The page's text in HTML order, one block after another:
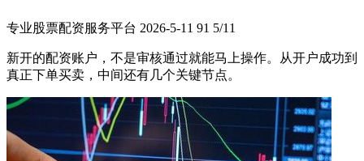
专业股票配资服务平台 2026-5-11 91 5/11
新开的配资账户，不是审核通过就能马上操作。从开户成功到
真正下单买卖，中间还有几个关键节点。